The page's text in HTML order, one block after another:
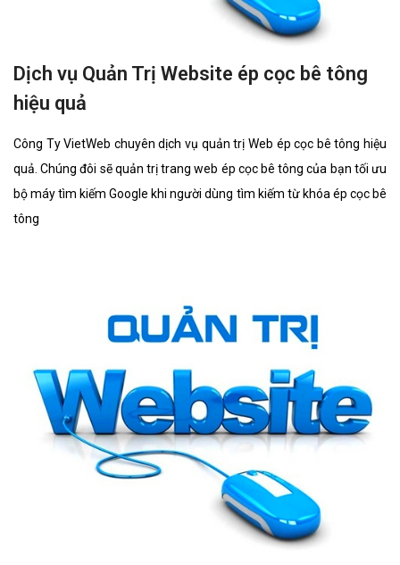
Dịch vụ Quản Trị Website ép cọc bê tông
hiệu quả
Công Ty VietWeb chuyên dịch vụ quản trị Web ép cọc bê tông hiệu
quả. Chúng đôi sẽ quản trị trang web ép cọc bê tông của bạn tối ưu
bộ máy tìm kiếm Google khi người dùng tìm kiếm từ khóa ép cọc bê
tông